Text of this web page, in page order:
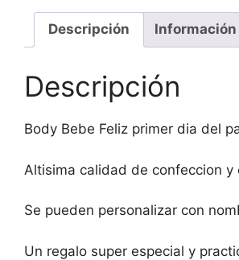
Descripción
Descripción
Body Bebe Feliz primer dia del
Altisima calidad de confeccion y
Se pueden personalizar con
Un regalo super especial y